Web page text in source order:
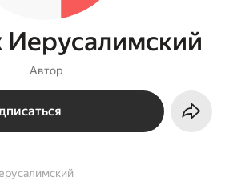
Иерусалимский
Автор